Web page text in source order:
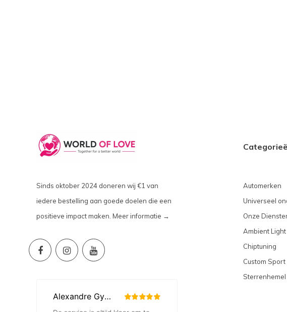
Sinds oktober 2024 doneren wij €1 van
iedere bestelling aan goede doelen die een
positieve impact maken. Meer informatie →
Automerken
Universeel
Onze
Ambient Light
Chiptuning
Custom